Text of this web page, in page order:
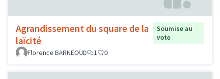
Agrandissement du square de la
laïcité
Soumise au
vote
Florence BARNEOUD
1 0